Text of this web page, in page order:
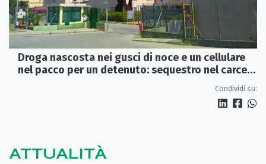
Droga nascosta nei gusci di noce e un cellulare
nel pacco per un detenuto: sequestro nel carcere
Condividi su:
ATTUALITÀ